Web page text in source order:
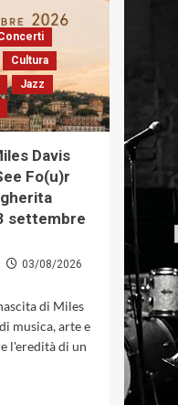
Cultura
Jazz
Davis
Fo(u)r
settembre
03/08/2026
di Miles
musica, arte e
l'eredità di un